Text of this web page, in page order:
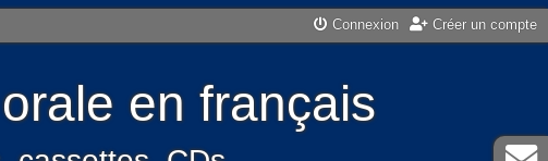
Connexion Créer un compte
en français